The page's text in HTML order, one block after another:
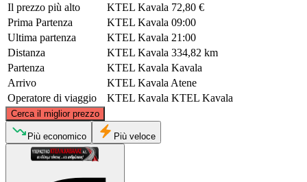
Il prezzo più alto
KTEL Kavala 72,80 €
Prima Partenza
KTEL Kavala 09:00
Ultima partenza
KTEL Kavala 21:00
Distanza
KTEL Kavala 334,82 km
Partenza
KTEL Kavala Kavala
Arrivo
KTEL Kavala Atene
Operatore di viaggio
KTEL Kavala KTEL Kavala
Cerca il miglior prezzo
©CARTO, ©OpenStreetMap
Più economico Più veloce